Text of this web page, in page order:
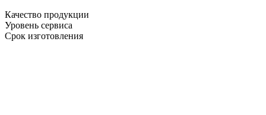
Качество продукции
Уровень сервиса
Срок изготовления